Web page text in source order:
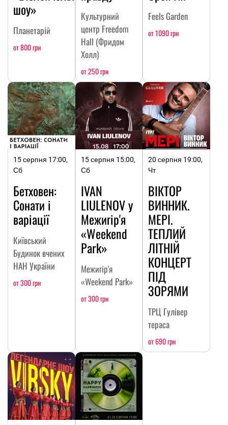
шоу»
Планетарій
от 800 грн
Культурний
центр Freedom
Hall (Фридом
Холл)
от 250 грн
Feels Garden
от 1090 грн
15 серпня 17:00,
Сб
Бетховен:
Сонати і
варіації
Київський
Будинок вчених
НАН України
от 300 грн
15 серпня 15:00,
Сб
IVAN
LIULENOV у
Межигір'я
«Weekend
Park»
Межигір'я
«Weekend Park»
от 300 грн
20 серпня 19:00,
Чт
ВІКТОР
ВИННИК.
МЕРІ.
ТЕПЛИЙ
ЛІТНІЙ
КОНЦЕРТ
ПІД
ЗОРЯМИ
ТРЦ Гулівер
тераса
от 690 грн